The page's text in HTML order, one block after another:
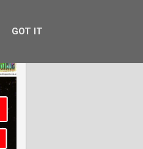
GOT IT